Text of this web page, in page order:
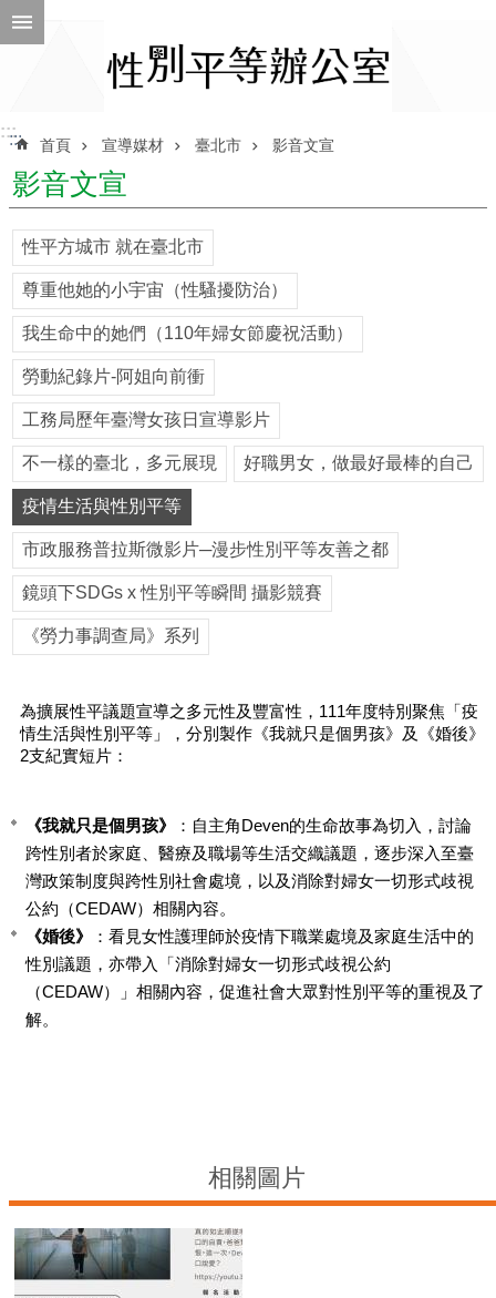
跳到主要內容區塊
ENGLISH
性
別
平
等
辦
公
室
性
別
平
等
委
員
會
性
別
善
廁
所
畫
性
別
主
流
化
臺
與
宣
導
:::::: 首頁 宣導媒材 臺北市 影音文宣
影音文宣
性平方城市 就在臺北市
尊重他她的小宇宙（性騷擾防治）
我生命中的她們（110年婦女節慶祝活動）
勞動紀錄片-阿姐向前衝
工務局歷年臺灣女孩日宣導影片
不一樣的臺北，多元展現 好職男女，做最好最棒的自己
疫情生活與性別平等
市政服務普拉斯微影片─漫步性別平等友善之都
鏡頭下SDGs x 性別平等瞬間 攝影競賽
《勞力事調查局》系列
為擴展性平議題宣導之多元性及豐富性，111年度特別聚焦「疫
情生活與性別平等」，分別製作《我就只是個男孩》及《婚後》
2支紀實短片：
《我就只是個男孩》
：自主角Deven的生命故事為切入，討論
跨性別者於家庭、醫療及職場等生活交織議題，逐步深入至臺
灣政策制度與跨性別社會處境，以及消除對婦女一切形式歧視
公約（CEDAW）相關內容。
《婚後》
：看見女性護理師於疫情下職業處境及家庭生活中的
性別議題，亦帶入「消除對婦女一切形式歧視公約
（CEDAW）」相關內容，促進社會大眾對性別平等的重視及了
解。
相關圖片